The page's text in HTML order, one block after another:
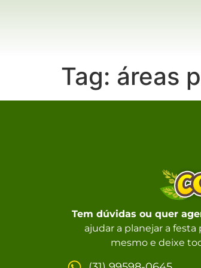
Tag: áreas
Tem dúvidas ou quer
ajudar a planejar a festa
mesmo e deixe